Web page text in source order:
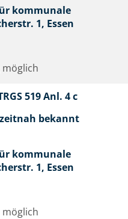
kommunale
1, Essen
möglich
519 Anl. 4 c
bekannt
kommunale
1, Essen
möglich